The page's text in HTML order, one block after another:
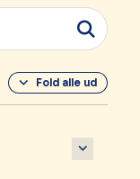
Fold alle ud